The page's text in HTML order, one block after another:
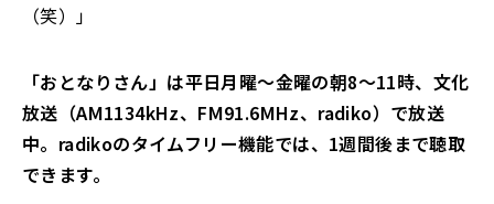
（笑）」
「おとなりさん」は平日月曜～金曜の朝8～11時、文化
放送（AM1134kHz、FM91.6MHz、radiko）で放送
中。radikoのタイムフリー機能では、1週間後まで聴取
できます。